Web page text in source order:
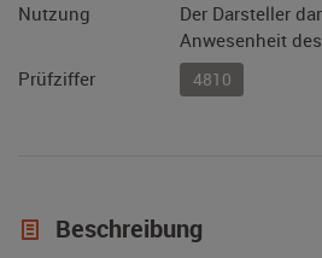
Nutzung
Der Darsteller
Anwesenheit
Prüfziffer
4810
Beschreibung